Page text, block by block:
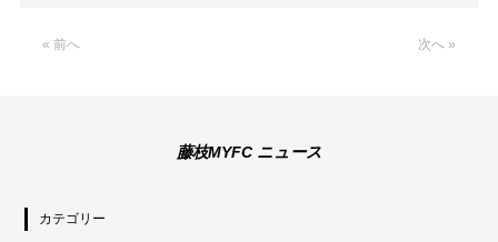
« 前へ 次へ »
藤枝MYFC ニュース
カテゴリー